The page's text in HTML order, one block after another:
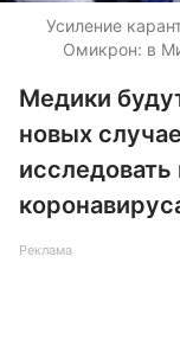
Усиление
Омикрон: в
Медики
новых
Реклама